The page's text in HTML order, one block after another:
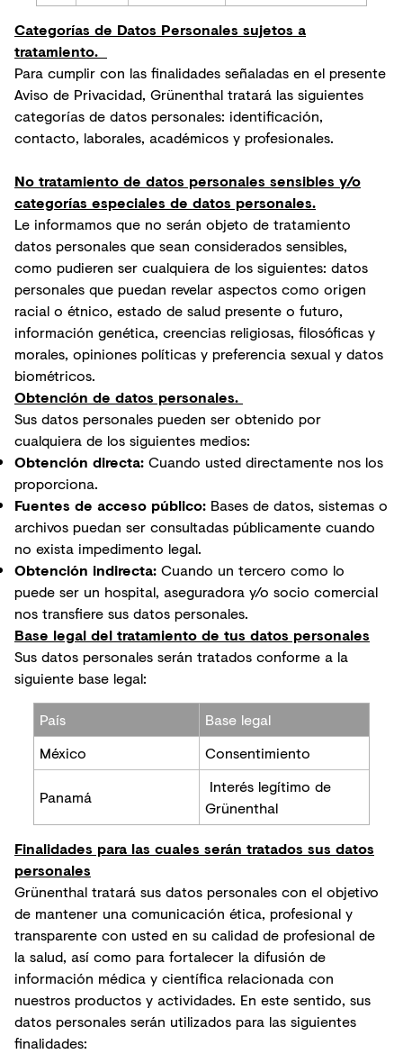
Categorías de Datos Personales sujetos a
tratamiento.
Para cumplir con las finalidades señaladas en el presente
Aviso de Privacidad, Grünenthal tratará las siguientes
categorías de datos personales: identificación,
contacto, laborales, académicos y profesionales.
No tratamiento de datos personales sensibles y/o
categorías especiales de datos personales.
Le informamos que no serán objeto de tratamiento
datos personales que sean considerados sensibles,
como pudieren ser cualquiera de los siguientes: datos
personales que puedan revelar aspectos como origen
racial o étnico, estado de salud presente o futuro,
información genética, creencias religiosas, filosóficas y
morales, opiniones políticas y preferencia sexual y datos
biométricos.
Obtención de datos personales.
Sus datos personales pueden ser obtenido por
cualquiera de los siguientes medios:
Obtención directa: Cuando usted directamente nos los
proporciona.
Fuentes de acceso público: Bases de datos, sistemas o
archivos puedan ser consultadas públicamente cuando
no exista impedimento legal.
Obtención indirecta: Cuando un tercero como lo
puede ser un hospital, aseguradora y/o socio comercial
nos transfiere sus datos personales.
Base legal del tratamiento de tus datos personales
Sus datos personales serán tratados conforme a la
siguiente base legal:
País
Base legal
México
Consentimiento
Panamá
Interés legítimo de
Grünenthal
Finalidades para las cuales serán tratados sus datos
personales
Grünenthal tratará sus datos personales con el objetivo
de mantener una comunicación ética, profesional y
transparente con usted en su calidad de profesional de
la salud, así como para fortalecer la difusión de
información médica y científica relacionada con
nuestros productos y actividades. En este sentido, sus
datos personales serán utilizados para las siguientes
finalidades: